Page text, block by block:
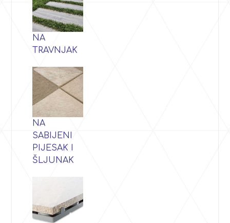
NA
TRAVNJAK
NA
SABIJENI
PIJESAK I
ŠLJUNAK